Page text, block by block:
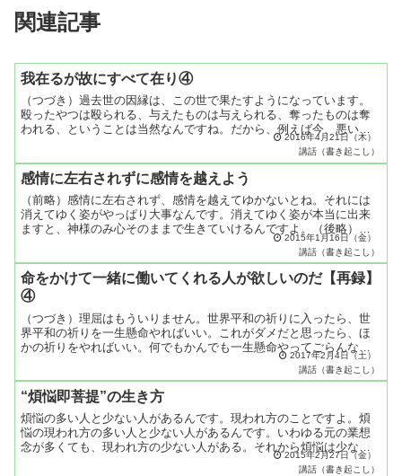
関連記事
我在るが故にすべて在り④
（つづき）過去世の因縁は、この世で果たすようになっています。
殴ったやつは殴られる、与えたものは与えられる、奪ったものは奪
われる、ということは当然なんですね。だから、例えば今、悪い境
遇に置かれて、自分がどんないいことをしても、人に与えても何
2016年4月21日（木）
講話（書き起こし）
感情に左右されずに感情を越えよう
（前略）感情に左右されず、感情を越えてゆかないとね。それには
消えてゆく姿がやっぱり大事なんです。消えてゆく姿が本当に出来
ますと、神様のみ心そのままで生きていけるんですよ。（後略）あ
2015年1月16日（金）
講話（書き起こし）
命をかけて一緒に働いてくれる人が欲しいのだ【再録】
④
（つづき）理屈はもういりません。世界平和の祈りに入ったら、世
界平和の祈りを一生懸命やればいい。これがダメだと思ったら、ほ
かの祈りをやればいい。何でもかんでも一生懸命やってごらんなさ
い、ねっ。自分がそうだと思うことを一生懸命やりなさい。こん
2017年2月4日（土）
講話（書き起こし）
“煩悩即菩提”の生き方
煩悩の多い人と少ない人があるんです。現われ方のことですよ。煩
悩の現われ方の多い人と少ない人があるんです。いわゆる元の業想
念が多くても、現われ方の少ない人がある。それから煩悩は少ない
のに、現われ方が激しいように思う人もある。それはどういうこ
2015年2月27日（金）
講話（書き起こし）